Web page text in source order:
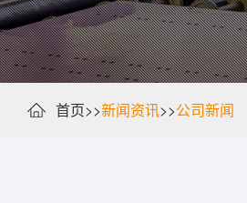
首页>>新闻资讯>>公司新闻